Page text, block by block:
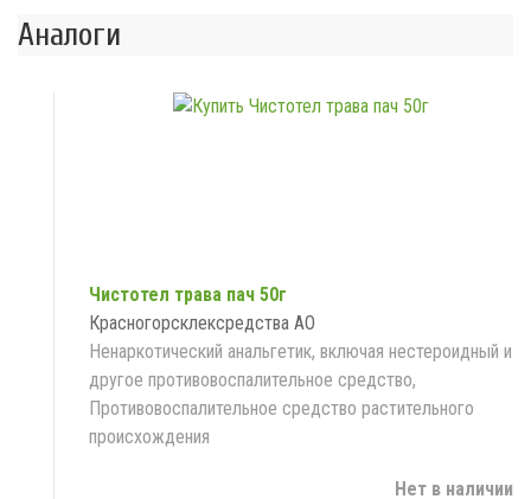
Аналоги
Чистотел трава пач 50г
Красногорсклексредства АО
Ненаркотический анальгетик, включая нестероидный и
другое противовоспалительное средство,
Противовоспалительное средство растительного
происхождения
Нет в наличии